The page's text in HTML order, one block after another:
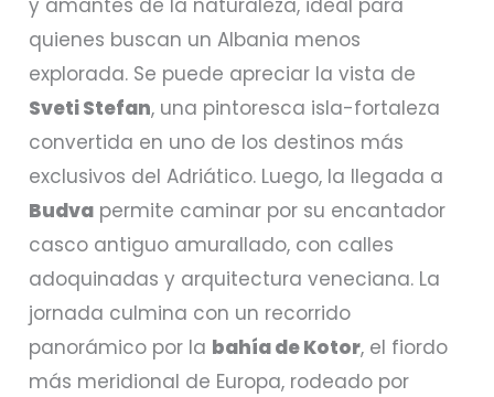
y amantes de la naturaleza, ideal para
quienes buscan un Albania menos
explorada. Se puede apreciar la vista de
Sveti Stefan, una pintoresca isla-fortaleza
convertida en uno de los destinos más
exclusivos del Adriático. Luego, la llegada a
Budva permite caminar por su encantador
casco antiguo amurallado, con calles
adoquinadas y arquitectura veneciana. La
jornada culmina con un recorrido
panorámico por la bahía de Kotor, el fiordo
más meridional de Europa, rodeado por